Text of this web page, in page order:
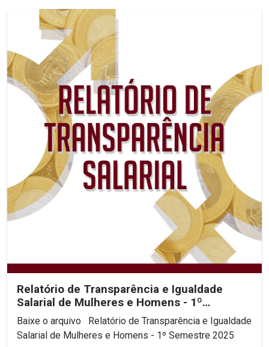
Relatório de Transparência e Igualdade
Salarial de Mulheres e Homens - 1º
Semestre 2025
Baixe o arquivo Relatório de Transparência e Igualdade
Salarial de Mulheres e Homens - 1º Semestre 2025